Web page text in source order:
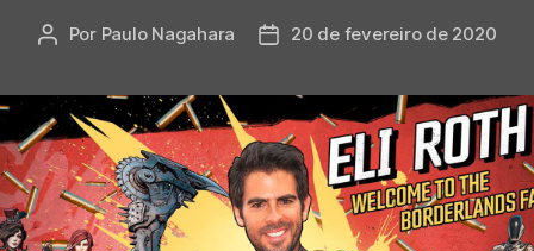
Autor
Por Paulo Nagahara
Data20 de fevereiro de 2020